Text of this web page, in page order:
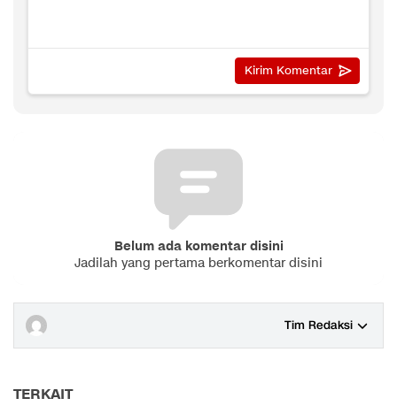
Belum ada komentar disini
Jadilah yang pertama berkomentar disini
Tim Redaksi
TERKAIT